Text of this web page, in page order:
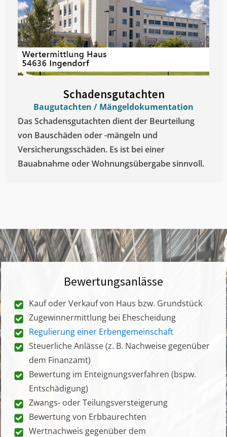
Schadensgutachten
Baugutachten / Mängeldokumentation
Das Schadensgutachten dient der Beurteilung
von Bauschäden oder -mängeln und
Versicherungsschäden. Es ist bei einer
Bauabnahme oder Wohnungsübergabe sinnvoll.
Bewertungsanlässe
Kauf oder Verkauf von Haus bzw. Grundstück
Zugewinnermittlung bei Ehescheidung
Regulierung einer Erbengemeinschaft
Steuerliche Anlässe (z. B. Nachweise gegenüber
dem Finanzamt)
Bewertung im Enteignungsverfahren (bspw.
Entschädigung)
Zwangs- oder Teilungsversteigerung
Bewertung von Erbbaurechten
Wertnachweis gegenüber dem